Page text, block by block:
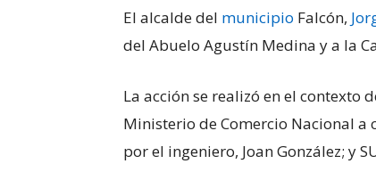
El alcalde del municipio Falcón,
del Abuelo Agustín Medina y a la
La acción se realizó en el contexto
Ministerio de Comercio Nacional a
por el ingeniero, Joan González; y